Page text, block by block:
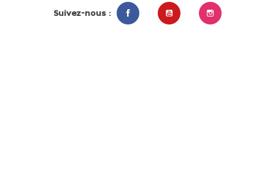
Suivez-nous :
FacebookYouTubeInstagram